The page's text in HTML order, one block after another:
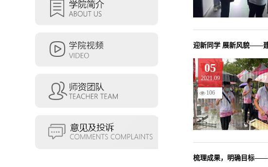
迎新同学 展新风貌——
05
2021.09
106
梳理成果，明确目标——